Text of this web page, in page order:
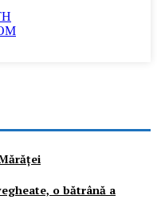
o bătrână a